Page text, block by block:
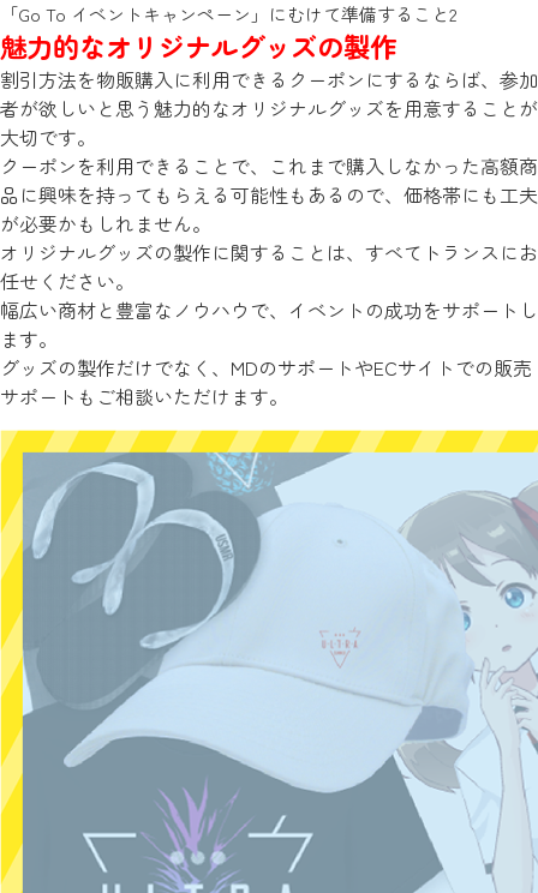
「Go To イベントキャンペーン」にむけて準備すること2
魅力的なオリジナルグッズの製作
割引方法を物販購入に利用できるクーポンにするならば、参加
者が欲しいと思う魅力的なオリジナルグッズを用意することが
大切です。
クーポンを利用できることで、これまで購入しなかった高額商
品に興味を持ってもらえる可能性もあるので、価格帯にも工夫
が必要かもしれません。
オリジナルグッズの製作に関することは、すべてトランスにお
任せください。
幅広い商材と豊富なノウハウで、イベントの成功をサポートし
ます。
グッズの製作だけでなく、MDのサポートやECサイトでの販売
サポートもご相談いただけます。